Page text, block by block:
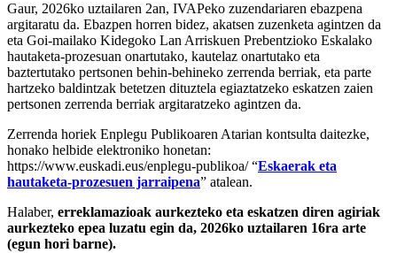
Gaur, 2026ko uztailaren 2an, IVAPeko zuzendariaren ebazpena
argitaratu da. Ebazpen horren bidez, akatsen zuzenketa agintzen da
eta Goi-mailako Kidegoko Lan Arriskuen Prebentzioko Eskalako
hautaketa-prozesuan onartutako, kautelaz onartutako eta
baztertutako pertsonen behin-behineko zerrenda berriak, eta parte
hartzeko baldintzak betetzen dituztela egiaztatzeko eskatzen zaien
pertsonen zerrenda berriak argitaratzeko agintzen da.
Zerrenda horiek Enplegu Publikoaren Atarian kontsulta daitezke,
honako helbide elektroniko honetan:
https://www.euskadi.eus/enplegu-publikoa/ “Eskaerak eta
hautaketa-prozesuen jarraipena” atalean.
Halaber, erreklamazioak aurkezteko eta eskatzen diren agiriak
aurkezteko epea luzatu egin da, 2026ko uztailaren 16ra arte
(egun hori barne).